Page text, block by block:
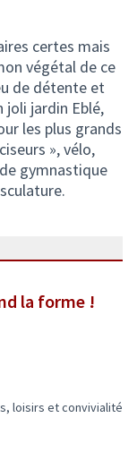
certes mais
végétal de ce
de détente et
joli jardin Eblé,
les plus grands
», vélo,
gymnastique
la forme !
résultats de la
loisirs et convivialité